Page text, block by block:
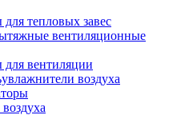
для тепловых завес
вентиляционные
для вентиляции
воздуха